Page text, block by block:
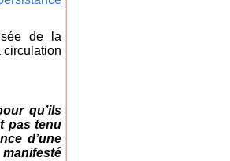
de la
circulation
qu’ils
pas tenu
d’une